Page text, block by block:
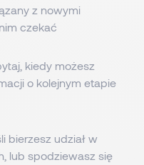
z nowymi
czekać
kiedy możesz
o kolejnym etapie
bierzesz udział w
lub spodziewasz się